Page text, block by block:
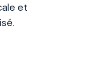
et